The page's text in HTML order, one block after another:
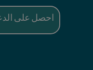
احصل على